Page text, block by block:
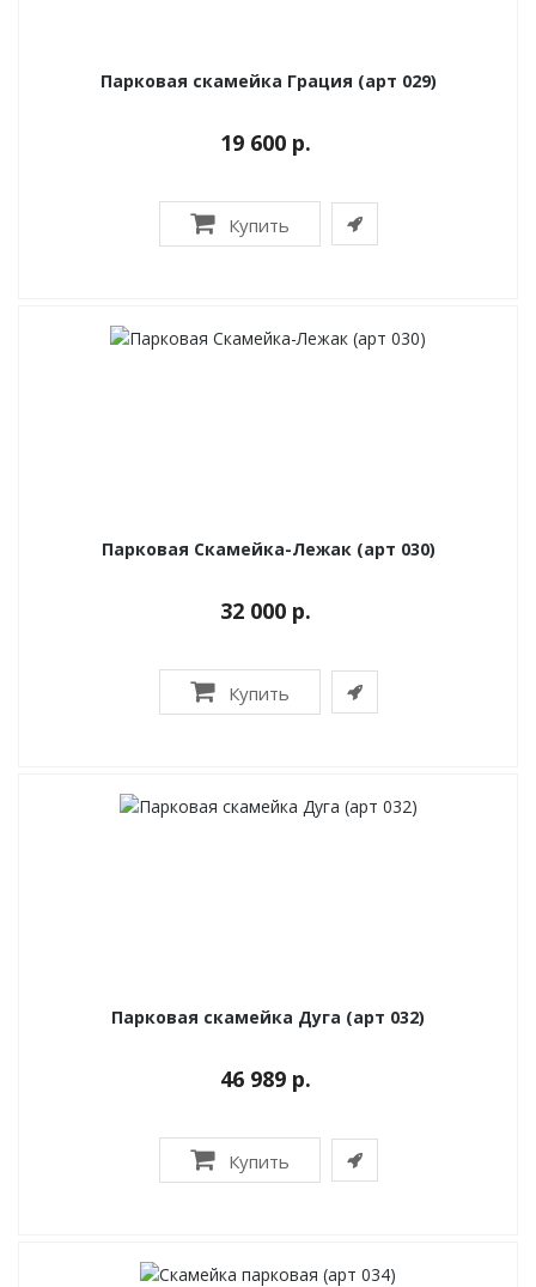
Парковая скамейка Грация (арт 029)
19 600 р.
Купить
Парковая Скамейка-Лежак (арт 030)
32 000 р.
Купить
Парковая скамейка Дуга (арт 032)
46 989 р.
Купить